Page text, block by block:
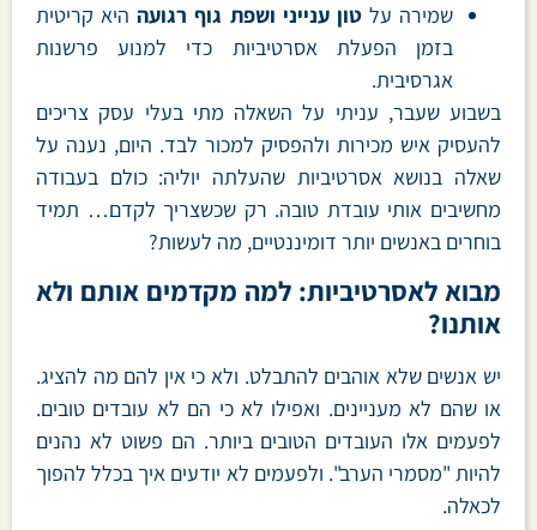
שמירה עלטון ענייני ושפת גוף רגועההיא קריטית
בזמן הפעלת אסרטיביות כדי למנוע פרשנות
אגרסיבית.
בשבוע שעבר, עניתי על השאלה מתי בעלי עסק צריכים
להעסיק איש מכירות ולהפסיק למכור לבד. היום, נענה על
שאלה בנושא אסרטיביות שהעלתה יוליה: כולם בעבודה
מחשיבים אותי עובדת טובה. רק שכשצריך לקדם… תמיד
בוחרים באנשים יותר דומיננטיים, מה לעשות?
מבוא לאסרטיביות: למה מקדמים אותם ולא
אותנו?
יש אנשים שלא אוהבים להתבלט. ולא כי אין להם מה להציג.
או שהם לא מעניינים. ואפילו לא כי הם לא עובדים טובים.
לפעמים אלו העובדים הטובים ביותר. הם פשוט לא נהנים
להיות "מסמרי הערב". ולפעמים לא יודעים איך בכלל להפוך
לכאלה.